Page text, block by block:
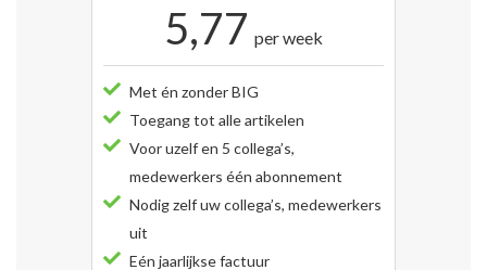
5,77 per week
Met én zonder BIG
Toegang tot alle artikelen
Voor uzelf en 5 collega’s,
medewerkers één abonnement
Nodig zelf uw collega’s, medewerkers
uit
Eén jaarlijkse factuur